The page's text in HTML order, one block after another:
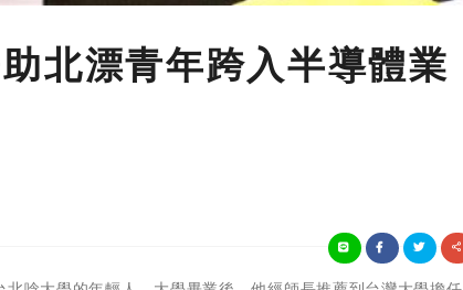
北漂青年跨入半導體業